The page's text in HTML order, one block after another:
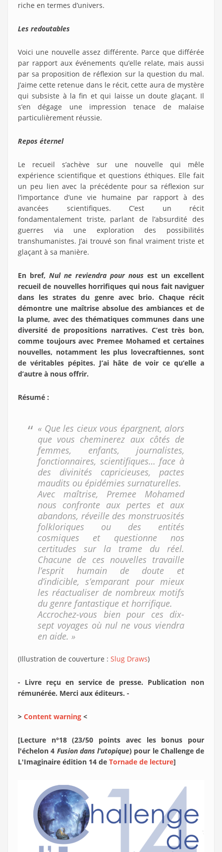
riche en termes d’univers.
Les redoutables
Voici une nouvelle assez différente. Parce que différée
par rapport aux événements qu’elle relate, mais aussi
par sa proposition de réflexion sur la question du mal.
J’aime cette retenue dans le récit, cette aura de mystère
qui subsiste à la fin et qui laisse un doute glaçant. Il
s’en dégage une impression tenace de malaise
particulièrement réussie.
Repos éternel
Le recueil s’achève sur une nouvelle qui mêle
expérience scientifique et questions éthiques. Elle fait
un peu lien avec la précédente pour sa réflexion sur
l’importance d’une vie humaine par rapport à des
avancées scientifiques. C’est un récit
fondamentalement triste, parlant de l’absurdité des
guerres via une exploration des possibilités
transhumanistes. J’ai trouvé son final vraiment triste et
glaçant à sa manière.
En bref, Nul ne reviendra pour nous est un excellent
recueil de nouvelles horrifiques qui nous fait naviguer
dans les strates du genre avec brio. Chaque récit
démontre une maîtrise absolue des ambiances et de
la plume, avec des thématiques communes dans une
diversité de propositions narratives. C’est très bon,
comme toujours avec Premee Mohamed et certaines
nouvelles, notamment les plus lovecraftiennes, sont
de véritables pépites. J’ai hâte de voir ce qu’elle a
d’autre à nous offrir.
Résumé :
« Que les cieux vous épargnent, alors
que vous cheminerez aux côtés de
femmes, enfants, journalistes,
fonctionnaires, scientifiques… face à
des divinités capricieuses, pactes
maudits ou épidémies surnaturelles.
Avec maîtrise, Premee Mohamed
nous confronte aux pertes et aux
abandons, réveille des monstruosités
folkloriques ou des entités
cosmiques et questionne nos
certitudes sur la trame du réel.
Chacune de ces nouvelles travaille
l’esprit humain de doute et
d’indicible, s’emparant pour mieux
les réactualiser de nombreux motifs
du genre fantastique et horrifique.
Accrochez-vous bien pour ces dix-
sept voyages où nul ne vous viendra
en aide. »
(Illustration de couverture : Slug Draws)
- Livre reçu en service de presse. Publication non
rémunérée. Merci aux éditeurs. -
> Content warning <
[Lecture n°18 (23/50 points avec les bonus pour
l'échelon 4 Fusion dans l’utopique) pour le Challenge de
L'Imaginaire édition 14 de Tornade de lecture]